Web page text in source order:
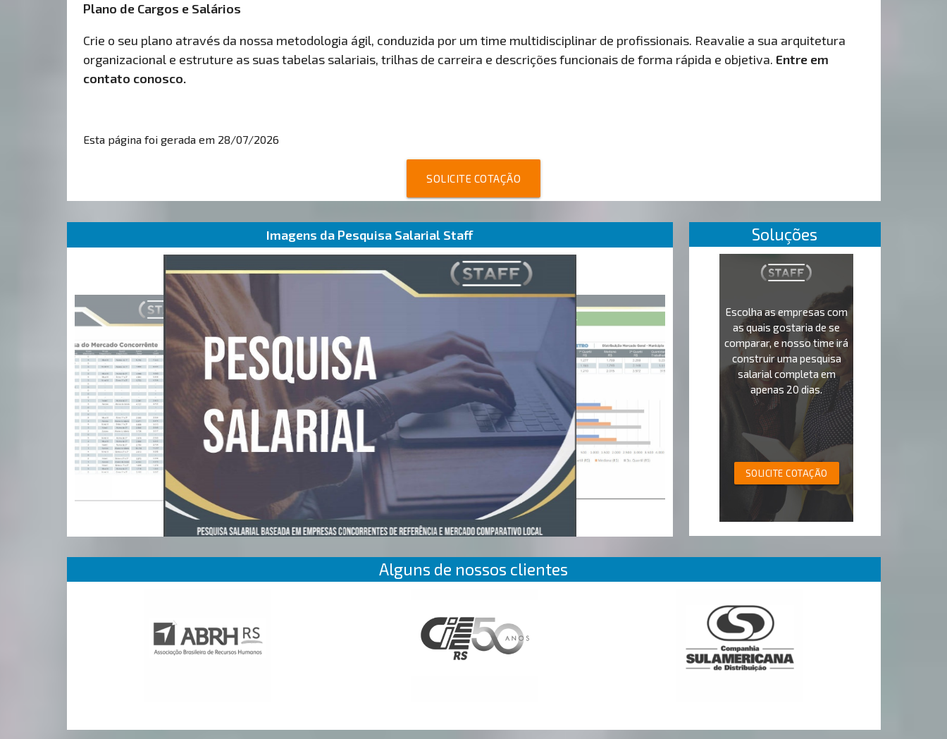
Plano de Cargos e Salários
Crie o seu plano através da nossa metodologia ágil, conduzida por um time multidisciplinar de profissionais. Reavalie a sua arquitetura
organizacional e estruture as suas tabelas salariais, trilhas de carreira e descrições funcionais de forma rápida e objetiva. Entre em
contato conosco.
Esta página foi gerada em 28/07/2026
SOLICITE COTAÇÃO
Imagens da Pesquisa Salarial Staff Soluções
Escolha as empresas com
as quais gostaria de se
comparar, e nosso time irá
construir uma pesquisa
salarial completa em
apenas 20 dias.
SOLICITE COTAÇÃO
Alguns de nossos clientes